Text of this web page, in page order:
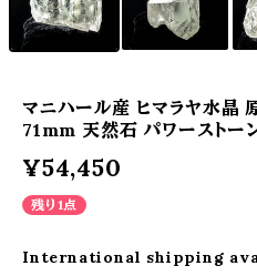
マニハール産 ヒマラヤ水晶
71mm 天然石 パワーストー
¥54,450
残り1点
International shipping